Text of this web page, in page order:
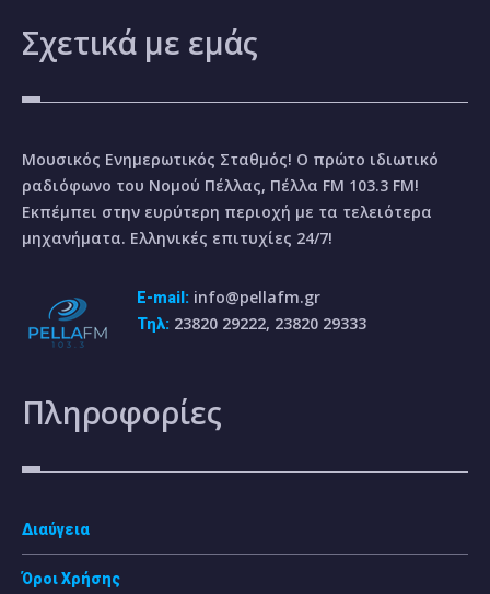
Σχετικά με εμάς
Μουσικός Ενημερωτικός Σταθμός! Ο πρώτο ιδιωτικό
ραδιόφωνο του Νομού Πέλλας, Πέλλα FM 103.3 FM!
Εκπέμπει στην ευρύτερη περιοχή με τα τελειότερα
μηχανήματα. Ελληνικές επιτυχίες 24/7!
E-mail: info@pellafm.gr
Τηλ: 23820 29222, 23820 29333
Πληροφορίες
Διαύγεια
Όροι Χρήσης